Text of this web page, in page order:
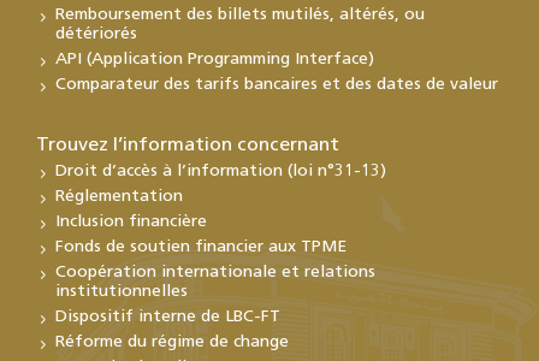
Remboursement des billets mutilés, altérés, ou
détériorés
API (Application Programming Interface)
Comparateur des tarifs bancaires et des dates de valeur
Trouvez l’information concernant
Droit d’accès à l’information (loi n°31-13)
Réglementation
Inclusion financière
Fonds de soutien financier aux TPME
Coopération internationale et relations
institutionnelles
Dispositif interne de LBC-FT
Réforme du régime de change